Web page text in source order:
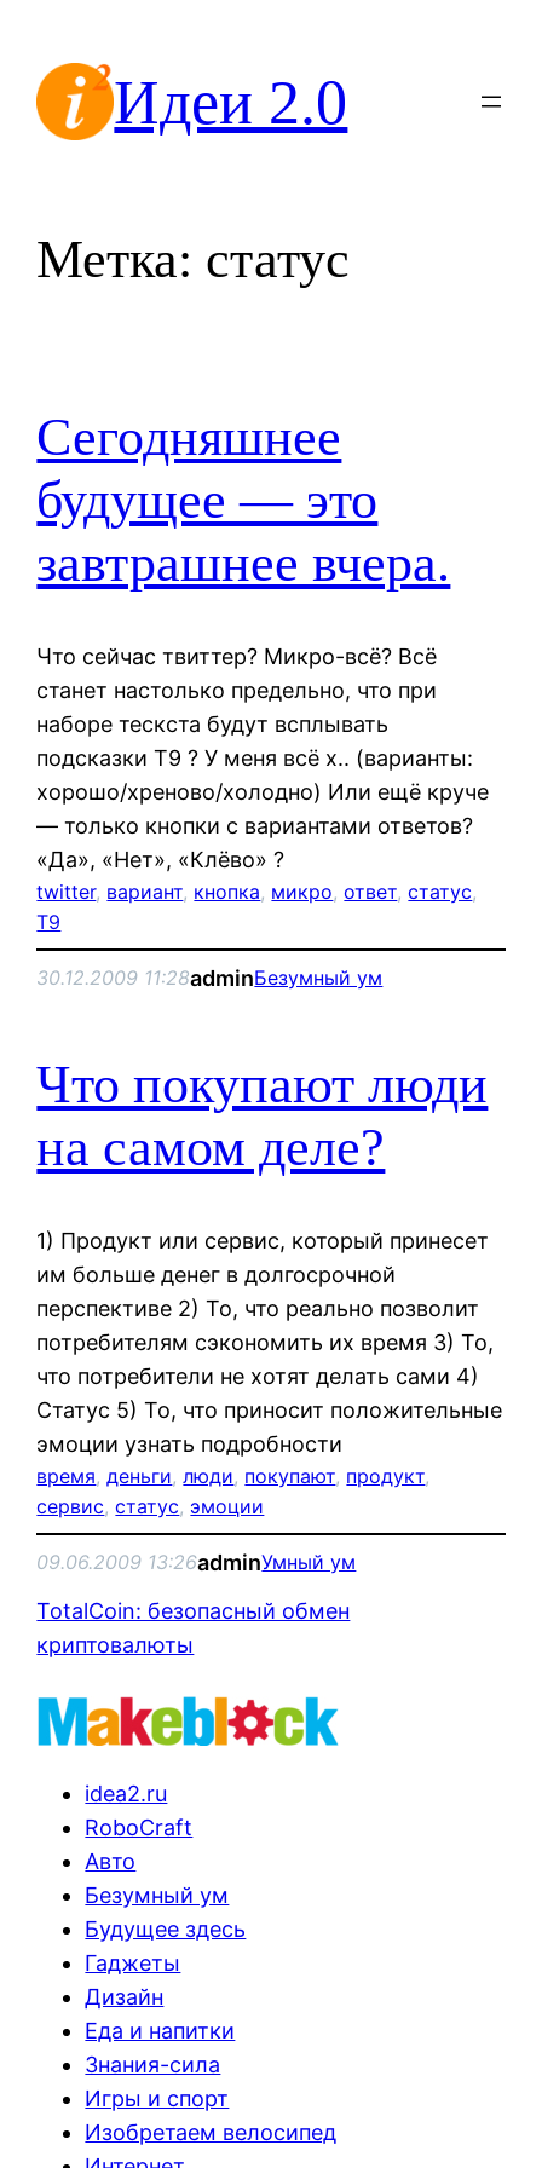
содержимомуИдеи 2.0
Метка: статус
Сегодняшнее
будущее — это
завтрашнее вчера.
Что сейчас твиттер? Микро-всё? Всё
станет настолько предельно, что при
наборе тескста будут всплывать
подсказки Т9 ? У меня всё х.. (варианты:
хорошо/хреново/холодно) Или ещё круче
— только кнопки с вариантами ответов?
«Да», «Нет», «Клёво» ?
twitter, вариант, кнопка, микро, ответ, статус
Т9
30.12.2009 11:28adminБезумный ум
Что покупают люди
на самом деле?
1) Продукт или сервис, который принесет
им больше денег в долгосрочной
перспективе 2) То, что реально позволит
потребителям сэкономить их время 3) То,
что потребители не хотят делать сами 4)
Статус 5) То, что приносит положительные
эмоции узнать подробности
время, деньги, люди, покупают, продукт
сервис, статус, эмоции
09.06.2009 13:26adminУмный ум
TotalCoin: безопасный обмен
криптовалюты
idea2.ru
RoboCraft
Авто
Безумный ум
Будущее здесь
Гаджеты
Дизайн
Еда и напитки
Знания-сила
Игры и спорт
Изобретаем велосипед